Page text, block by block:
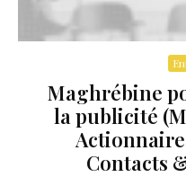
Maghrébine
la publicité
Contacts